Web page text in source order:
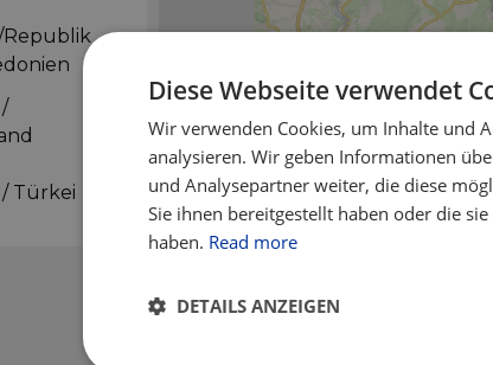
Türkei
Diese Webseite verwendet
Wir verwenden Cookies, um Inhalte und
analysieren. Wir geben Informationen
und Analysepartner weiter, die diese
Sie ihnen bereitgestellt haben oder die
haben. Read more
DETAILS ANZEIGEN